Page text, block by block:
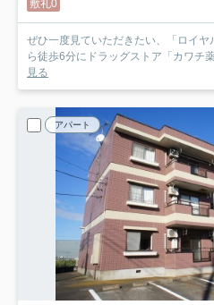
敷礼0
ぜひ一度見ていただきたい、「ロイ
ら徒歩6分にドラッグストア「カワチ
見る
アパート